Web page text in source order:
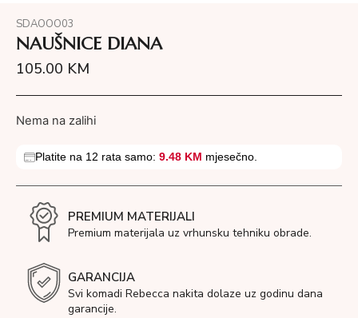
SDAOOO03
NAUŠNICE DIANA
105.00 KM
Nema na zalihi
Platite na 12 rata samo: 9.48 KM mjesečno.
PREMIUM MATERIJALI
Premium materijala uz vrhunsku tehniku obrade.
GARANCIJA
Svi komadi Rebecca nakita dolaze uz godinu dana
garancije.